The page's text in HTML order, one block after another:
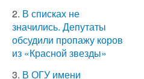
2. В списках не
значились. Депутаты
обсудили пропажу коров
из «Красной звезды»
3. В ОГУ имени